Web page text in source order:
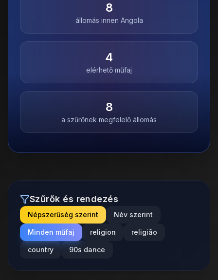
8
állomás innen Angola
4
elérhető műfaj
8
a szűrőnek megfelelő állomás
Szűrők és rendezés
Népszerűség szerint Név szerint
Minden műfaj religion religião
country 90s dance